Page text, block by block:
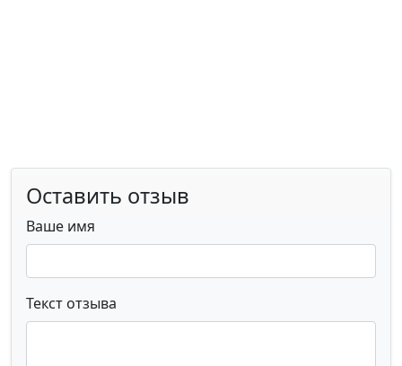
Оставить отзыв
Ваше имя
Текст отзыва